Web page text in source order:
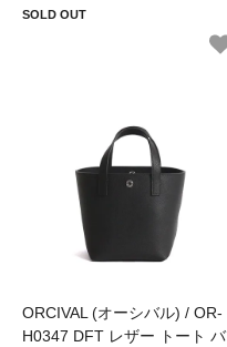
SOLD OUT
ORCIVAL (オーシバル) / OR-
H0347 DFT レザー トート バ